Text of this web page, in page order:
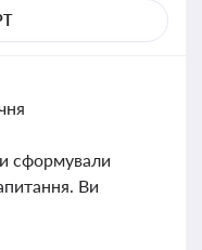
сформували
Ви